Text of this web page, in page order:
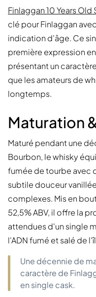
Finlaggan 10 Years Old
clé pour Finlaggan
indication d'âge. Ce
première expression
présentant un
que les amateurs de
longtemps.
Maturation
Maturé pendant une
Bourbon, le whisky
fumée de tourbe avec
subtile douceur
complexes. Mis en
52,5% ABV, il offre la
attendues d'un single
l'ADN fumé et salé de
Une décennie de
caractère de
en single cask.